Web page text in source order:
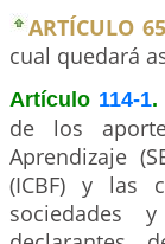
ARTÍCULO
cual quedará
Artículo 114-1.
de los
Aprendizaje
(ICBF) y las
sociedades